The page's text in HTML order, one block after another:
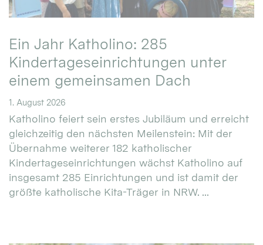
Ein Jahr Katholino: 285
Kindertageseinrichtungen unter
einem gemeinsamen Dach
1. August 2026
Katholino feiert sein erstes Jubiläum und erreicht
gleichzeitig den nächsten Meilenstein: Mit der
Übernahme weiterer 182 katholischer
Kindertageseinrichtungen wächst Katholino auf
insgesamt 285 Einrichtungen und ist damit der
größte katholische Kita-Träger in NRW. ...